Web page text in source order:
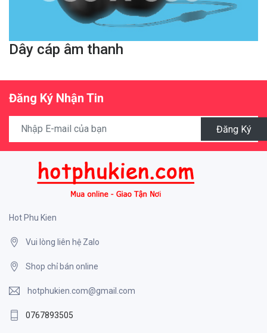
Dây cáp âm thanh
Đăng Ký Nhận Tin
Đăng Ký
Hot Phu Kien
Vui lòng liên hệ Zalo
Shop chỉ bán online
hotphukien.com@gmail.com
0767893505